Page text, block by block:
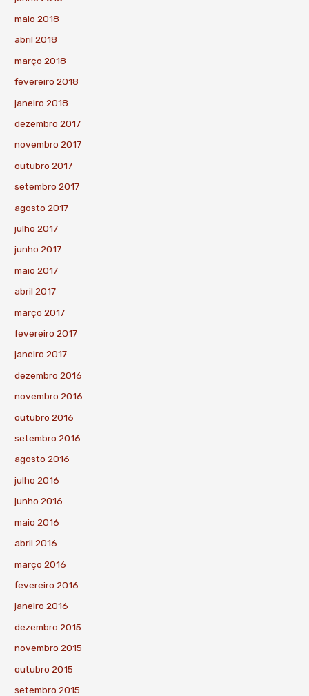
maio 2018
abril 2018
março 2018
fevereiro 2018
janeiro 2018
dezembro 2017
novembro 2017
outubro 2017
setembro 2017
agosto 2017
julho 2017
junho 2017
maio 2017
abril 2017
março 2017
fevereiro 2017
janeiro 2017
dezembro 2016
novembro 2016
outubro 2016
setembro 2016
agosto 2016
julho 2016
junho 2016
maio 2016
abril 2016
março 2016
fevereiro 2016
janeiro 2016
dezembro 2015
novembro 2015
outubro 2015
setembro 2015